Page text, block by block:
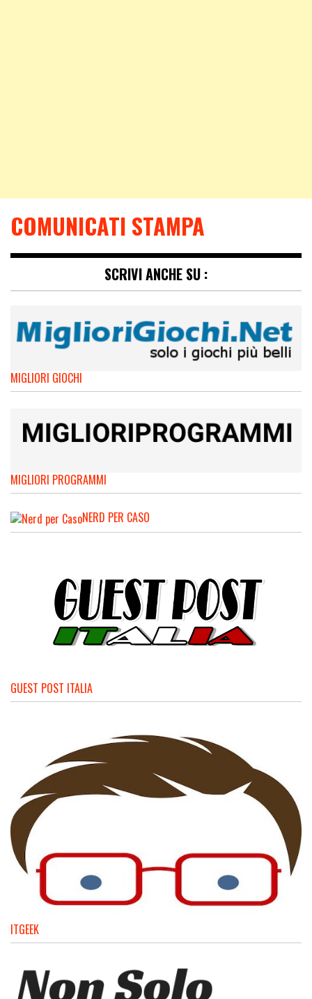
COMUNICATI STAMPA
SCRIVI ANCHE SU :
MIGLIORI GIOCHI
MIGLIORI PROGRAMMI
NERD PER CASO
GUEST POST ITALIA
ITGEEK